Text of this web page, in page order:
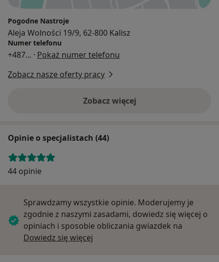
Pogodne Nastroje
Aleja Wolności 19/9, 62-800 Kalisz
Numer telefonu
+487... · Pokaż numer telefonu
Zobacz nasze oferty pracy
Zobacz więcej
Opinie o specjalistach (44)
44 opinie
Sprawdzamy wszystkie opinie. Moderujemy je
zgodnie z naszymi zasadami, dowiedz się więcej o
opiniach i sposobie obliczania gwiazdek na
Dowiedz się więcej